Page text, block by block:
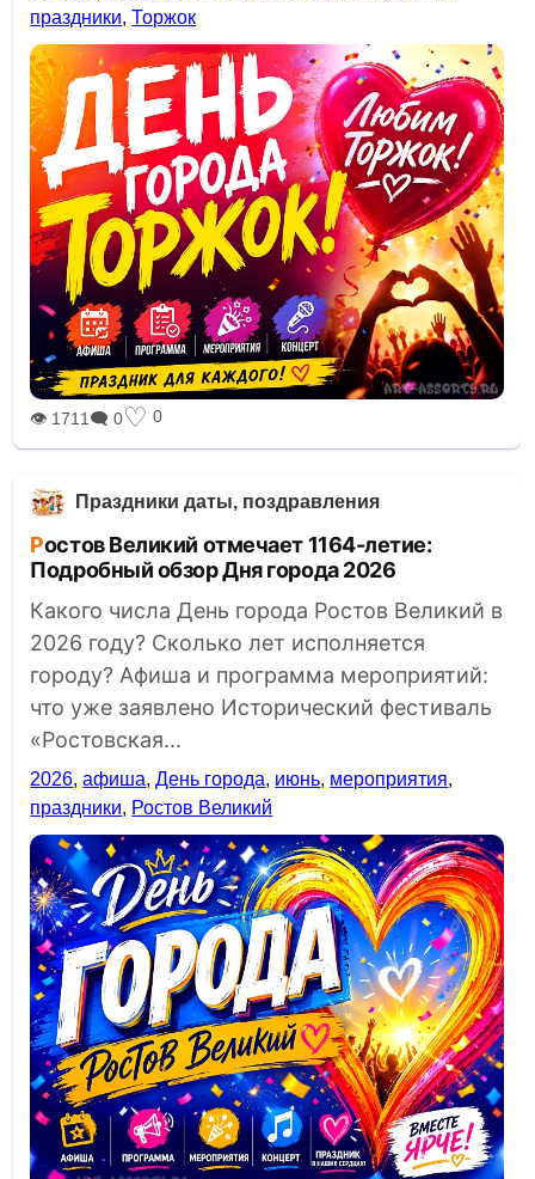
праздники,Торжок
👁 1711 🗨 0♡ 0
Праздники даты, поздравления
Ростов Великий отмечает 1164-летие:
Подробный обзор Дня города 2026
Какого числа День города Ростов Великий в
2026 году? Сколько лет исполняется
городу? Афиша и программа мероприятий:
что уже заявлено Исторический фестиваль
«Ростовская...
2026,афиша,День города, июнь, мероприятия,
праздники, Ростов Великий